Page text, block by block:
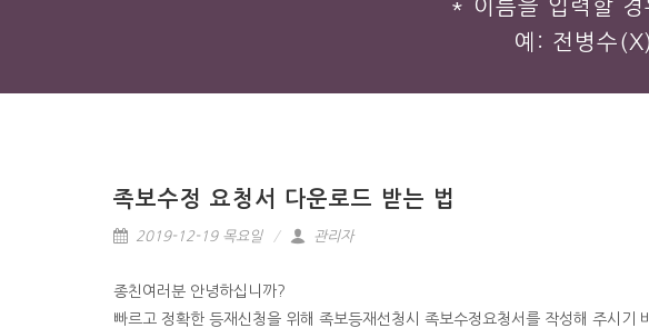
* 이름을 입력할
예: 전병수
족보수정 요청서 다운로드 받는 법
2019-12-19 목요일 관리자
종친여러분 안녕하십니까?
빠르고 정확한 등재신청을 위해 족보등재선청시 족보수정요청서를 작성해 주시기